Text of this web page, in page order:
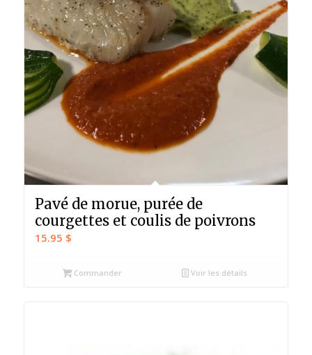
Pavé de morue, purée de
courgettes et coulis de poivrons
15.95 $
Commander Voir les détails